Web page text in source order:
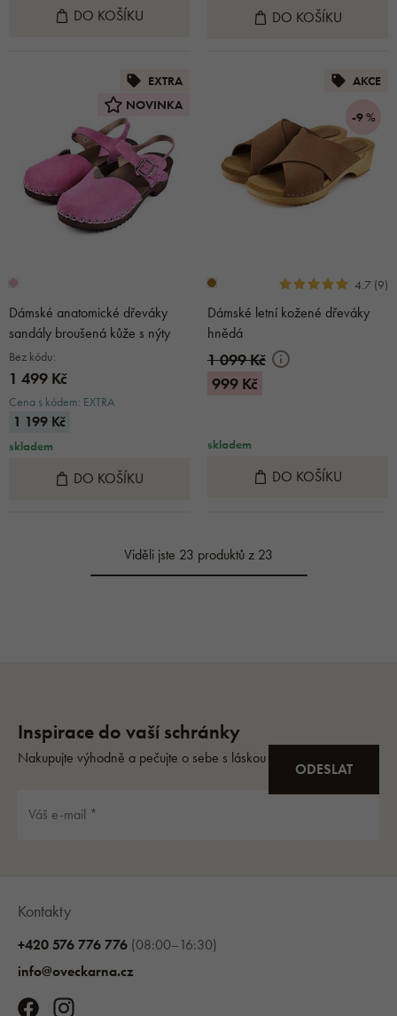
DO KOŠÍKU DO KOŠÍKU
EXTRA
NOVINKA
Dámské anatomické dřeváky
sandály broušená kůže s nýty
růžová
Bez kódu:
1 499 Kč
Cena s kódem: EXTRA
1 199 Kč
skladem
DO KOŠÍKU
AKCE
-9 %
4.7 (9)
Dámské letní kožené dřeváky
hnědá
1 099 Kč
999 Kč
skladem
DO KOŠÍKU
Viděli jste 23 produktů z 23
Kontakty
+420 576 776 776 (08:00–16:30)
info@oveckarna.cz